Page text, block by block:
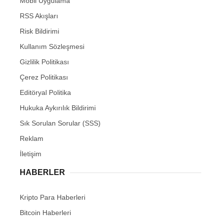
RSS Akışları
Risk Bildirimi
Kullanım Sözleşmesi
Gizlilik Politikası
Çerez Politikası
Editöryal Politika
Hukuka Aykırılık Bildirimi
Sık Sorulan Sorular (SSS)
Reklam
İletişim
HABERLER
Kripto Para Haberleri
Bitcoin Haberleri